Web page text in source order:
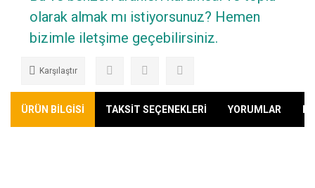
olarak almak mı istiyorsunuz? Hemen
bizimle iletşime geçebilirsiniz.
Karşılaştır
ÜRÜN BİLGİSİ TAKSİT SEÇENEKLERİ YORUMLAR